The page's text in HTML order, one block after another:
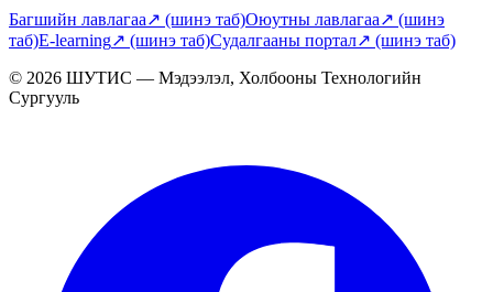
Багшийн лавлагаа↗ (шинэ таб)Оюутны лавлагаа↗ (шинэ
таб)E-learning↗ (шинэ таб)Судалгааны портал↗ (шинэ таб)
© 2026 ШУТИС — Мэдээлэл, Холбооны Технологийн
Сургууль